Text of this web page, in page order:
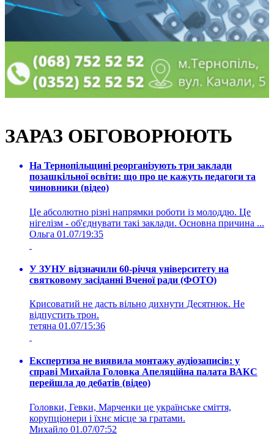
ЗАРАЗ ОБГОВОРЮЮТЬ
На Тернопільщині реорганізують три заклади
позашкільної освіти: що про це кажуть педагоги та
чиновники (відео)
Це абсолютно різні напрямки роботи із молоддю. Це
нігелізм - об'єднувати такі заклади. Основна причина ...
Ольга 01.07/19:35
У ЗУНУ відзначили 60-річчя університету на
святковому засіданні Вченої ради (ФОТО)
Крисоватий не дасть вільно дихнути Десятнюк. Не
відпустить трон.
тетяна 01.07/15:36
Експертиза не виявила монтажу аудіозаписів: у
справі Михайла Головка Апеляційна палата ВАКС
перейшла до дебатів (відео)
Головки, Гевки, Марченки це українське сміття,
корупціонери і їхнє місце за гратами.
Михайло 01.07/07:52